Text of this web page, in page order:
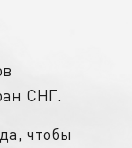
СНГ.
чтобы